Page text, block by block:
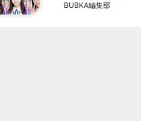
BUBKA編集部